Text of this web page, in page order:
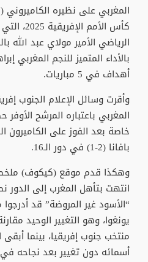
كأس
الرياضي الأمير مولاي عبد الله
أهداف في 5 مباريات.
وأقرت وسائل الإعلام الجنوب
المغربي باعتباره المرشح
خاصة بعد الفوز على الكاميرون
بافانا (2-1) في دور الـ16.
وهكذا قدم موقع (كيكوف) ملخصا
انتهت بتأهل المغرب إلى الدور
“الأسود غير المروضة” قد أدرجوا
منتخب جنوب إفريقيا، بينما
أسمائه دون تغيير بعد نجاحه في